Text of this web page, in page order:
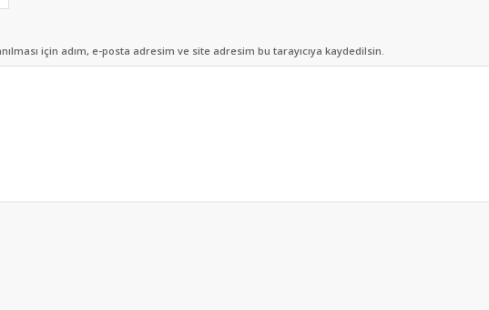
için adım, e-posta adresim ve site adresim bu tarayıcıya kaydedilsin.